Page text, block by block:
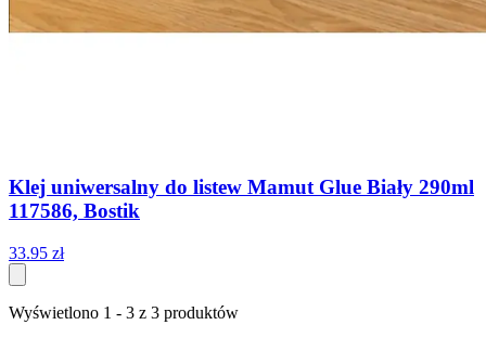
Klej uniwersalny do listew Mamut Glue Biały 290ml
117586, Bostik
33.95 zł
Wyświetlono 1 - 3 z 3 produktów